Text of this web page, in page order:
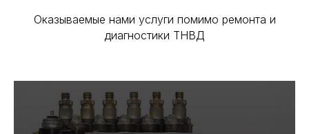
Оказываемые нами услуги помимо ремонта и
диагностики ТНВД